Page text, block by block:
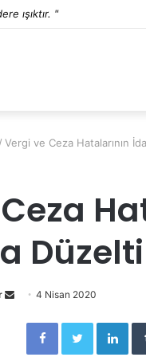
ışıktır. "
/ Vergi ve Ceza Hatalarının
4 Nisan 2020
Facebook Twitter LinkedIn